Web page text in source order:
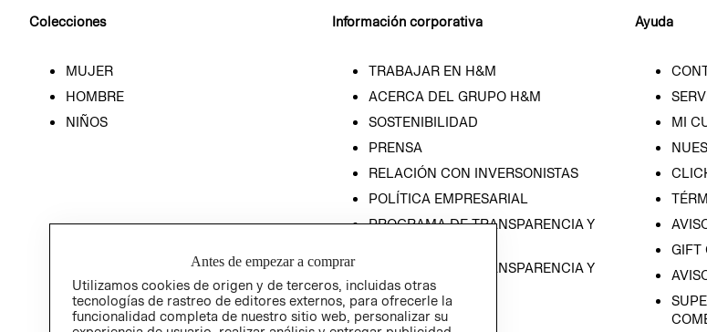
Colecciones
MUJER
HOMBRE
NIÑOS
Información corporativa
TRABAJAR EN H&M
ACERCA DEL GRUPO H&M
SOSTENIBILIDAD
PRENSA
RELACIÓN CON INVERSONISTAS
POLÍTICA EMPRESARIAL
PROGRAMA DE TRANSPARENCIA Y
PROGRAMA DE TRANSPARENCIA Y
ÉTICA (INGLÉS)
Ayuda
MI
GIFT
Antes de empezar a comprar
Utilizamos cookies de origen y de terceros, incluidas otras
tecnologías de rastreo de editores externos, para ofrecerle la
funcionalidad completa de nuestro sitio web, personalizar su